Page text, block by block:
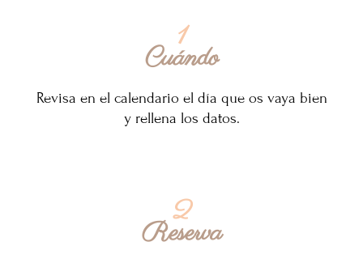
1
Cuándo
Revisa en el calendario el día que os vaya bien
y rellena los datos.
2
Reserva